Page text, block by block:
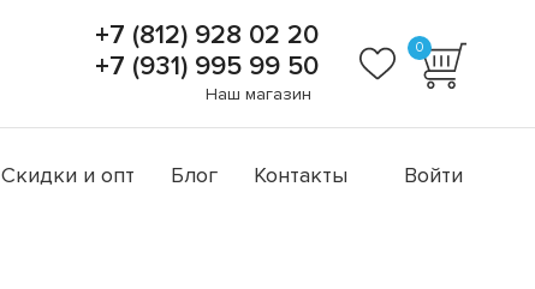
+7 (812) 928 02 20
+7 (931) 995 99 50
Наш магазин
0
Скидки и опт Блог Контакты Войти